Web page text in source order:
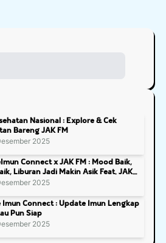
Nasional : Explore & Cek
Bareng JAK FM
2025
Connect x JAK FM : Mood Baik,
Liburan Jadi Makin Asik Feat. JAK
2025
Imun Connect : Update Imun Lengkap
Pun Siap
2025